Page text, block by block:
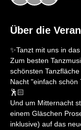
Über die
✨Tanzt mit uns in
Zum besten
schönsten
Nacht "einfach schön
🕺🏻
Und um Mitternacht
einem Gläschen
inklusive) auf das